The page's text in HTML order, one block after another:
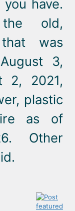
have.
old,
was
3,
2, 2021,
plastic
as of
Other